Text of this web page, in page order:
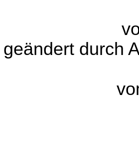
geändert durch